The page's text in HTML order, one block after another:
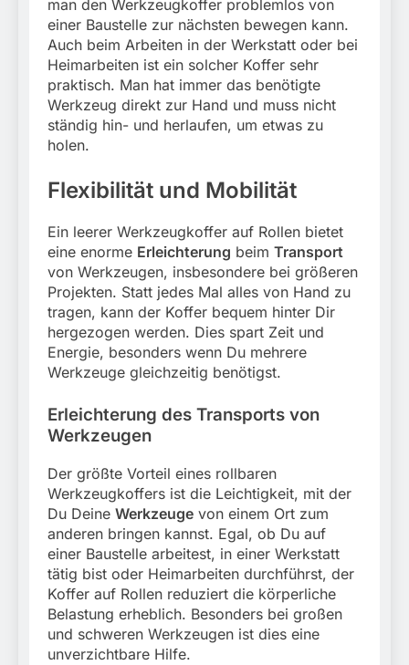
man den Werkzeugkoffer problemlos von
einer Baustelle zur nächsten bewegen kann.
Auch beim Arbeiten in der Werkstatt oder bei
Heimarbeiten ist ein solcher Koffer sehr
praktisch. Man hat immer das benötigte
Werkzeug direkt zur Hand und muss nicht
ständig hin- und herlaufen, um etwas zu
holen.
Flexibilität und Mobilität
Ein leerer Werkzeugkoffer auf Rollen bietet
eine enorme Erleichterung beim Transport
von Werkzeugen, insbesondere bei größeren
Projekten. Statt jedes Mal alles von Hand zu
tragen, kann der Koffer bequem hinter Dir
hergezogen werden. Dies spart Zeit und
Energie, besonders wenn Du mehrere
Werkzeuge gleichzeitig benötigst.
Erleichterung des Transports von
Werkzeugen
Der größte Vorteil eines rollbaren
Werkzeugkoffers ist die Leichtigkeit, mit der
Du Deine Werkzeuge von einem Ort zum
anderen bringen kannst. Egal, ob Du auf
einer Baustelle arbeitest, in einer Werkstatt
tätig bist oder Heimarbeiten durchführst, der
Koffer auf Rollen reduziert die körperliche
Belastung erheblich. Besonders bei großen
und schweren Werkzeugen ist dies eine
unverzichtbare Hilfe.